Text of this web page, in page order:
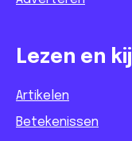
Lezen en
Artikelen
Betekenissen